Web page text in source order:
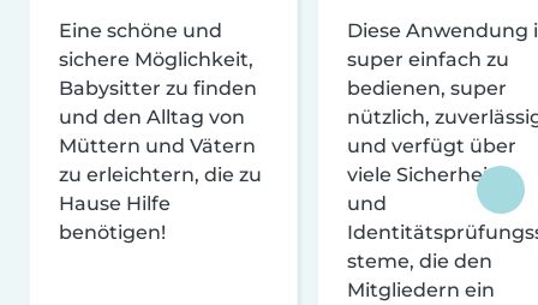
Eine schöne und
sichere Möglichkeit,
Babysitter zu finden
und den Alltag von
Müttern und Vätern
zu erleichtern, die zu
Hause Hilfe
benötigen!
Diese Anwendung
super einfach zu
bedienen, super
nützlich,
und verfügt über
viele Sicherheits-
und
steme, die den
Mitgliedern ein